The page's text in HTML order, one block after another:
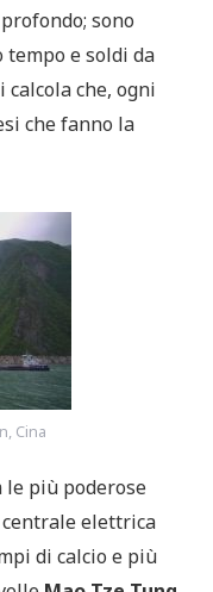
sono
e soldi da
che, ogni
che fanno la
Cina
le più poderose
centrale elettrica
di calcio e più